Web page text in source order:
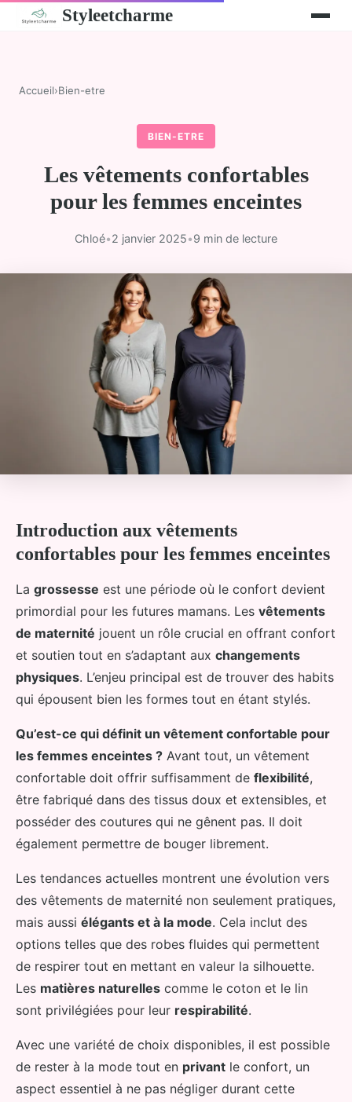
Styleetcharme
Accueil›Bien-etre
BIEN-ETRE
Les vêtements confortables
pour les femmes enceintes
Chloé•2 janvier 2025•9 min de lecture
Introduction aux vêtements
confortables pour les femmes enceintes
La grossesse est une période où le confort devient
primordial pour les futures mamans. Les vêtements
de maternité jouent un rôle crucial en offrant confort
et soutien tout en s’adaptant aux changements
physiques. L’enjeu principal est de trouver des habits
qui épousent bien les formes tout en étant stylés.
Qu’est-ce qui définit un vêtement confortable pour
les femmes enceintes ? Avant tout, un vêtement
confortable doit offrir suffisamment de flexibilité,
être fabriqué dans des tissus doux et extensibles, et
posséder des coutures qui ne gênent pas. Il doit
également permettre de bouger librement.
Les tendances actuelles montrent une évolution vers
des vêtements de maternité non seulement pratiques,
mais aussi élégants et à la mode. Cela inclut des
options telles que des robes fluides qui permettent
de respirer tout en mettant en valeur la silhouette.
Les matières naturelles comme le coton et le lin
sont privilégiées pour leur respirabilité.
Avec une variété de choix disponibles, il est possible
de rester à la mode tout en privant le confort, un
aspect essentiel à ne pas négliger durant cette